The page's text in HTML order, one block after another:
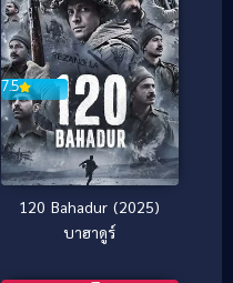
7.5
120 Bahadur (2025)
บาฮาดูร์